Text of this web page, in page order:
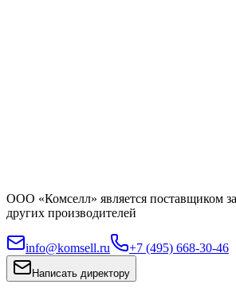
ООО «Комселл» является поставщиком
других производителей
info@komsell.ru +7 (495) 668-30-46
Написать директору